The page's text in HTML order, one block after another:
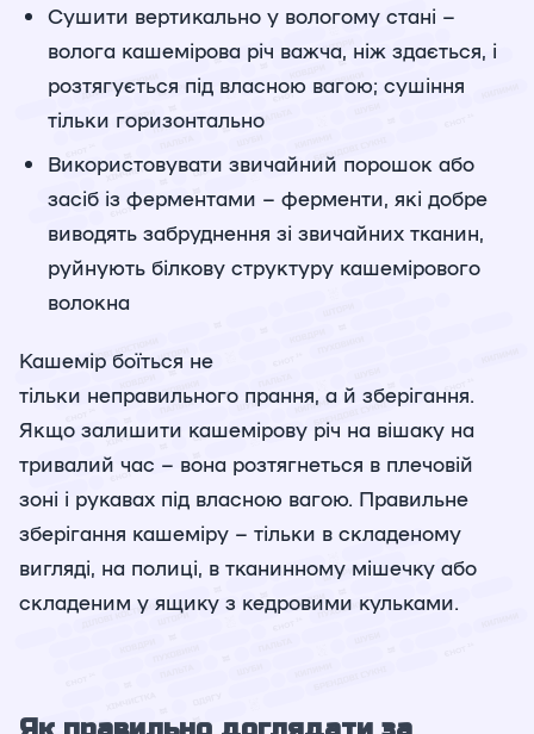
Сушити вертикально у вологому стані –
волога кашемірова річ важча, ніж здається, і
розтягується під власною вагою; сушіння
тільки горизонтально
Використовувати звичайний порошок або
засіб із ферментами – ферменти, які добре
виводять забруднення зі звичайних тканин,
руйнують білкову структуру кашемірового
волокна
Кашемір боїться не
тільки неправильного прання, а й зберігання.
Якщо залишити кашемірову річ на вішаку на
тривалий час – вона розтягнеться в плечовій
зоні і рукавах під власною вагою. Правильне
зберігання кашеміру – тільки в складеному
вигляді, на полиці, в тканинному мішечку або
складеним у ящику з кедровими кульками.